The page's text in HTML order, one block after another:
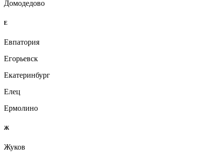
Домодедово
Е
Евпатория
Егорьевск
Екатеринбург
Елец
Ермолино
Ж
Жуков